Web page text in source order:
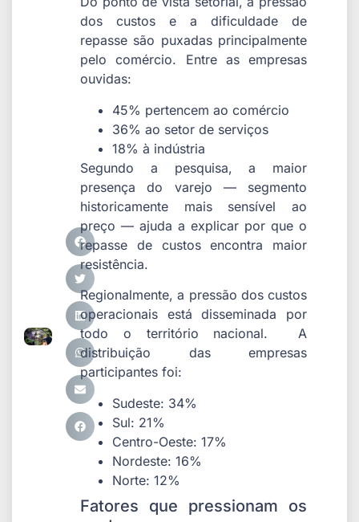
dos custos e a dificuldade de
repasse são puxadas principalmente
pelo comércio. Entre as empresas
ouvidas:
45% pertencem ao comércio
36% ao setor de serviços
18% à indústria
Segundo a pesquisa, a maior
presença do varejo — segmento
historicamente mais sensível ao
preço — ajuda a explicar por que o
repasse de custos encontra maior
resistência.
Regionalmente, a pressão dos custos
operacionais está disseminada por
todo o território nacional. A
distribuição das empresas
participantes foi:
Sudeste: 34%
Sul: 21%
Centro-Oeste: 17%
Nordeste: 16%
Norte: 12%
Fatores que pressionam os